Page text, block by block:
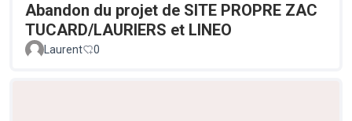
Abandon du projet de SITE PROPRE ZAC
TUCARD/LAURIERS et LINEO
Laurent 0